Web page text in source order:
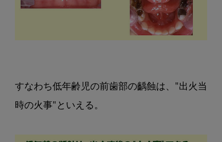
すなわち低年齢児の前歯部の齲蝕は、"出火当
時の火事"といえる。